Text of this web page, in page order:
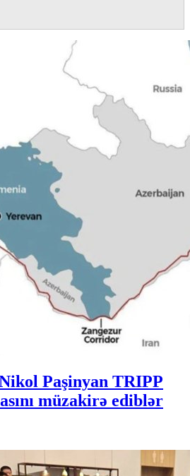
Paşinyan TRIPP
müzakirə ediblər